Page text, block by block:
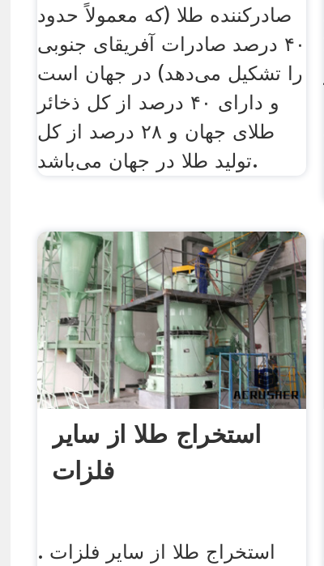
صادرکننده طلا (که معمولاً حدود
۴۰ درصد صادرات آفریقای جنوبی
را تشکیل می‌دهد) در جهان است
و دارای ۴۰ درصد از کل ذخائر
طلای جهان و ۲۸ درصد از کل
تولید طلا در جهان می‌باشد.
استخراج طلا از سایر
فلزات
استخراج طلا از سایر فلزات .